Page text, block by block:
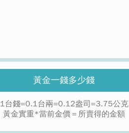
黃金一錢多少錢
1台錢=0.1台兩=0.12盎司=3.75公克
黃金實重*當前金價＝所賣得的金額